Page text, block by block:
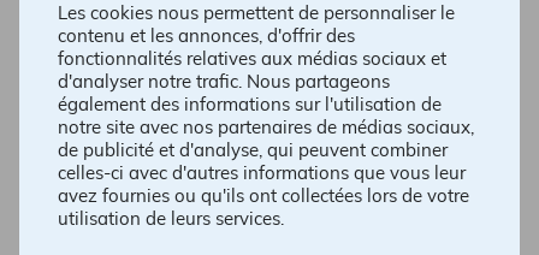
Les cookies nous permettent de personnaliser le
contenu et les annonces, d'offrir des
fonctionnalités relatives aux médias sociaux et
d'analyser notre trafic. Nous partageons
également des informations sur l'utilisation de
notre site avec nos partenaires de médias sociaux,
de publicité et d'analyse, qui peuvent combiner
celles-ci avec d'autres informations que vous leur
avez fournies ou qu'ils ont collectées lors de votre
utilisation de leurs services.
Rhume ou grippe ?
Bien que le rhume et la grippe soient tous les deux
causés par des virus qui s’attaquent au nez, à la gorge
et aux poumons, ces deux infections sont loin d’être
similaires. Il est donc important de savoir comment les
distinguer pour mieux vous soigner. Démystifions le